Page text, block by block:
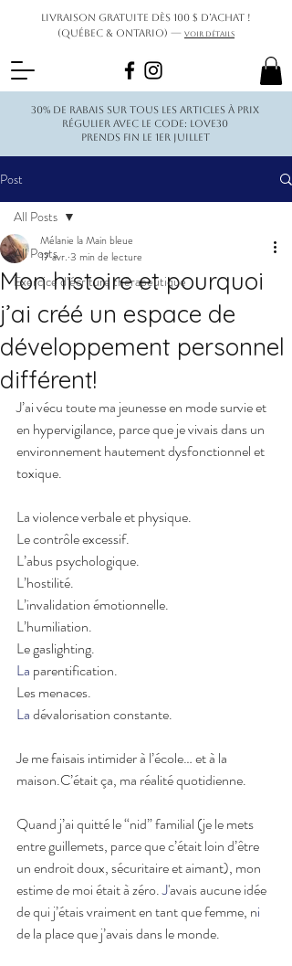
Livraison gratuite dès 100 $ d’achat !
(Québec & Ontario) — Voir détails
30% de rabais sur tous les articles à prix
régulier avec le code: love30
Prends fin le 1er juillet
Post
All Posts
Exercice d’écriture thérapeutique
All Posts
Mon histoire et pourquoi
j’ai créé un espace de
développement personnel
différent!
Mélanie la Main bleue
17 avr. 3 min de lecture
J’ai vécu toute ma jeunesse en mode survie et
en hypervigilance, parce que je vivais dans un
environnement hautement dysfonctionnel et
toxique.
La violence verbale et physique.
Le contrôle excessif.
L’abus psychologique.
L’hostilité.
L’invalidation émotionnelle.
L’humiliation.
Le gaslighting.
La parentification.
Les menaces.
La dévalorisation constante.
Je me faisais intimider à l’école… et à la
maison.C’était ça, ma réalité quotidienne.
Quand j’ai quitté le “nid” familial (je le mets
entre guillemets, parce que c’était loin d’être
un endroit doux, sécuritaire et aimant), mon
estime de moi était à zéro. J'avais aucune idée
de qui j’étais vraiment en tant que femme, ni
de la place que j’avais dans le monde.